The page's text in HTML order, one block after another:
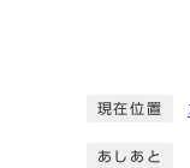
現在位置
あしあと